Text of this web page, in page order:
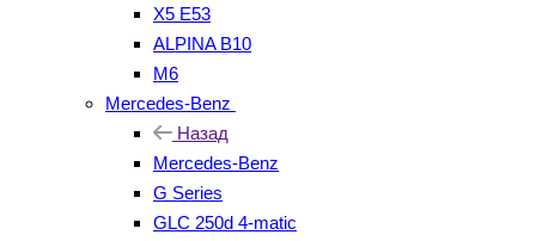
X5 E53
ALPINA B10
M6
Mercedes-Benz
Назад
Mercedes-Benz
G Series
GLC 250d 4-matic